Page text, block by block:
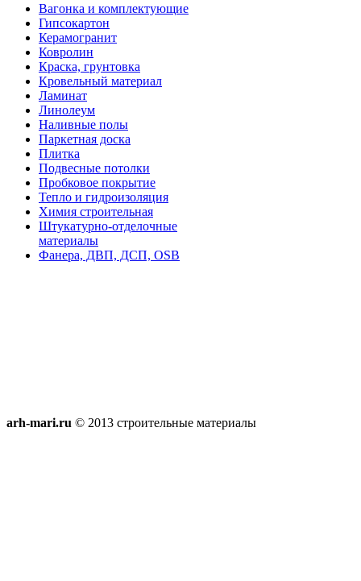
Вагонка и комплектующие
Гипсокартон
Керамогранит
Ковролин
Краска, грунтовка
Кровельный материал
Ламинат
Линолеум
Наливные полы
Паркетная доска
Плитка
Подвесные потолки
Пробковое покрытие
Тепло и гидроизоляция
Химия строительная
Штукатурно-отделочные
материалы
Фанера, ДВП, ДСП, OSB
arh-mari.ru © 2013 строительные материалы